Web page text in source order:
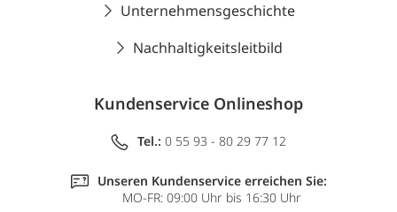
Unternehmensgeschichte
Nachhaltigkeitsleitbild
Kundenservice Onlineshop
Tel.: 0 55 93 - 80 29 77 12
Unseren Kundenservice erreichen Sie:
MO-FR: 09:00 Uhr bis 16:30 Uhr